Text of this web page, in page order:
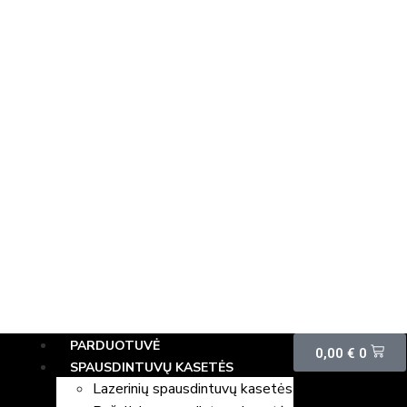
PARDUOTUVĖ
SPAUSDINTUVŲ KASETĖS
Lazerinių spausdintuvų kasetės
0,00 € 0